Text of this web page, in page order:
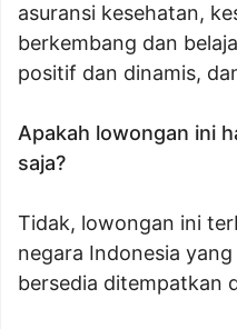
asuransi kesehatan,
berkembang dan
positif dan dinamis,
Apakah lowongan ini
saja?
Tidak, lowongan ini
negara Indonesia
bersedia ditempatkan